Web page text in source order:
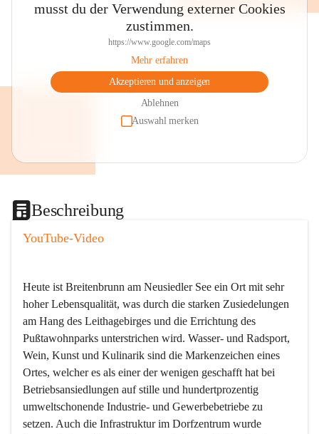
musst du der Verwendung externer Cookies
zustimmen.
https://www.google.com/maps
Mehr erfahren
Akzeptieren und anzeigen
Ablehnen
Auswahl merken
Beschreibung
YouTube-Video
Heute ist Breitenbrunn am Neusiedler See ein Ort mit sehr
hoher Lebensqualität, was durch die starken Zusiedelungen
am Hang des Leithagebirges und die Errichtung des
Pußtawohnparks unterstrichen wird. Wasser- und Radsport,
Wein, Kunst und Kulinarik sind die Markenzeichen eines
Ortes, welcher es als einer der wenigen geschafft hat bei
Betriebsansiedlungen auf stille und hundertprozentig
umweltschonende Industrie- und Gewerbebetriebe zu
setzen. Auch die Infrastruktur im Dorfzentrum wurde